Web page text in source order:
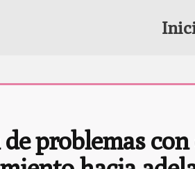
problemas con